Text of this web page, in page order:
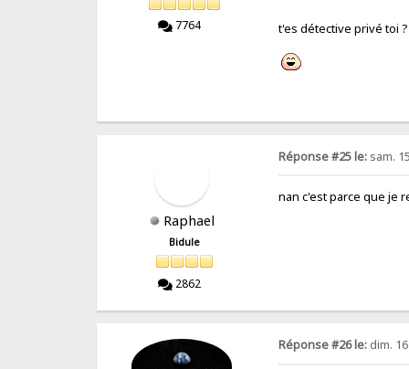
7764 t'es détective privé toi
Raphael
Bidule
2862
Réponse #25 le: sam.
nan c'est parce que je
Réponse #26 le: dim.